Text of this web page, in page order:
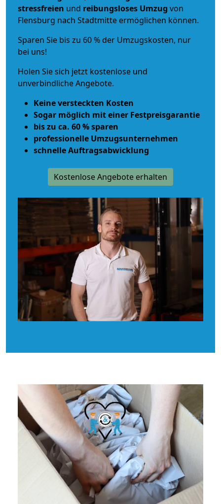
stressfreien und reibungsloses Umzug von
Flensburg nach Stadtmitte ermöglichen können.
Sparen Sie bis zu 60 % der Umzugskosten, nur
bei uns!
Holen Sie sich jetzt kostenlose und
unverbindliche Angebote.
Keine versteckten Kosten
Sogar möglich mit einer Festpreisgarantie
bis zu ca. 60 % sparen
professionelle Umzugsunternehmen
schnelle Auftragsabwicklung
Kostenlose Angebote erhalten